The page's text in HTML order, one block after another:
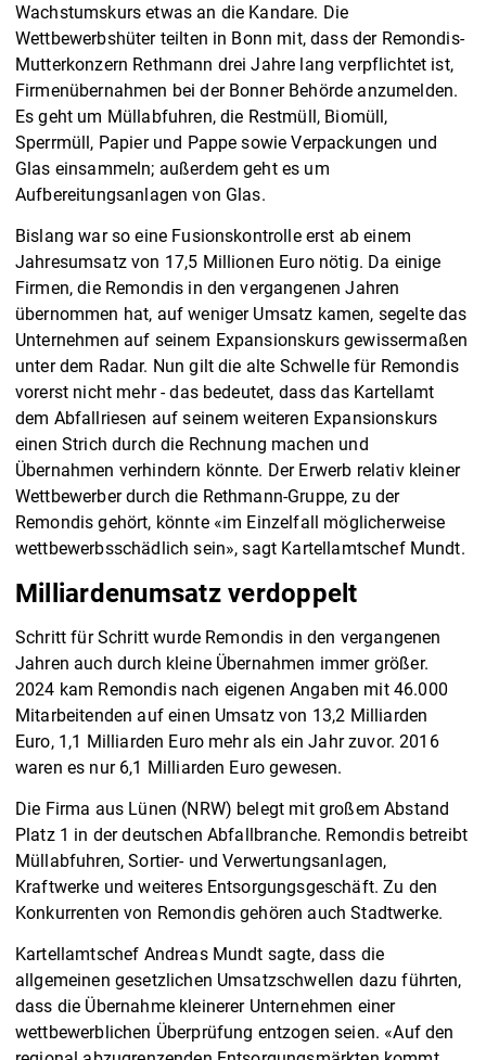
Wachstumskurs etwas an die Kandare. Die
Wettbewerbshüter teilten in Bonn mit, dass der Remondis-
Mutterkonzern Rethmann drei Jahre lang verpflichtet ist,
Firmenübernahmen bei der Bonner Behörde anzumelden.
Es geht um Müllabfuhren, die Restmüll, Biomüll,
Sperrmüll, Papier und Pappe sowie Verpackungen und
Glas einsammeln; außerdem geht es um
Aufbereitungsanlagen von Glas.
Bislang war so eine Fusionskontrolle erst ab einem
Jahresumsatz von 17,5 Millionen Euro nötig. Da einige
Firmen, die Remondis in den vergangenen Jahren
übernommen hat, auf weniger Umsatz kamen, segelte das
Unternehmen auf seinem Expansionskurs gewissermaßen
unter dem Radar. Nun gilt die alte Schwelle für Remondis
vorerst nicht mehr - das bedeutet, dass das Kartellamt
dem Abfallriesen auf seinem weiteren Expansionskurs
einen Strich durch die Rechnung machen und
Übernahmen verhindern könnte. Der Erwerb relativ kleiner
Wettbewerber durch die Rethmann-Gruppe, zu der
Remondis gehört, könnte «im Einzelfall möglicherweise
wettbewerbsschädlich sein», sagt Kartellamtschef Mundt.
Milliardenumsatz verdoppelt
Schritt für Schritt wurde Remondis in den vergangenen
Jahren auch durch kleine Übernahmen immer größer.
2024 kam Remondis nach eigenen Angaben mit 46.000
Mitarbeitenden auf einen Umsatz von 13,2 Milliarden
Euro, 1,1 Milliarden Euro mehr als ein Jahr zuvor. 2016
waren es nur 6,1 Milliarden Euro gewesen.
Die Firma aus Lünen (NRW) belegt mit großem Abstand
Platz 1 in der deutschen Abfallbranche. Remondis betreibt
Müllabfuhren, Sortier- und Verwertungsanlagen,
Kraftwerke und weiteres Entsorgungsgeschäft. Zu den
Konkurrenten von Remondis gehören auch Stadtwerke.
Kartellamtschef Andreas Mundt sagte, dass die
allgemeinen gesetzlichen Umsatzschwellen dazu führten,
dass die Übernahme kleinerer Unternehmen einer
wettbewerblichen Überprüfung entzogen seien. «Auf den